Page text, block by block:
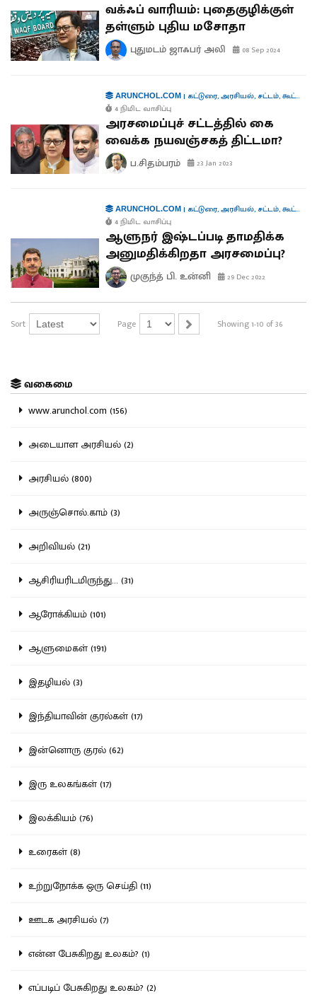
வக்ஃப் வாரியம்: புதைகுழிக்குள்
தள்ளும் புதிய மசோதா
புதுமடம் ஜாஃபர் அலி 08 Sep 2024
ARUNCHOL.COM| கட்டுரை,அரசியல், சட்டம்,கூட்டாட்சி
4 நிமிட வாசிப்பு
அரசமைப்புச் சட்டத்தில் கை
வைக்க நயவஞ்சகத் திட்டமா?
ப.சிதம்பரம் 23 Jan 2023
ARUNCHOL.COM| கட்டுரை,அரசியல், சட்டம்,கூட்டாட்சி
4 நிமிட வாசிப்பு
ஆளுநர் இஷ்டப்படி தாமதிக்க
அனுமதிக்கிறதா அரசமைப்பு?
முகுந்த் பி. உன்னி 29 Dec 2022
Sort Page Showing 1-10 of 36
வகைமை
www.arunchol.com (156)
அடையாள அரசியல் (2)
அரசியல் (800)
அருஞ்சொல்.காம் (3)
அறிவியல் (21)
ஆசிரியரிடமிருந்து... (31)
ஆரோக்கியம் (101)
ஆளுமைகள் (191)
இதழியல் (3)
இந்தியாவின் குரல்கள் (17)
இன்னொரு குரல் (62)
இரு உலகங்கள் (17)
இலக்கியம் (76)
உரைகள் (8)
உற்றுநோக்க ஒரு செய்தி (11)
ஊடக அரசியல் (7)
என்ன பேசுகிறது உலகம்? (1)
எப்படிப் பேசுகிறது உலகம்? (2)